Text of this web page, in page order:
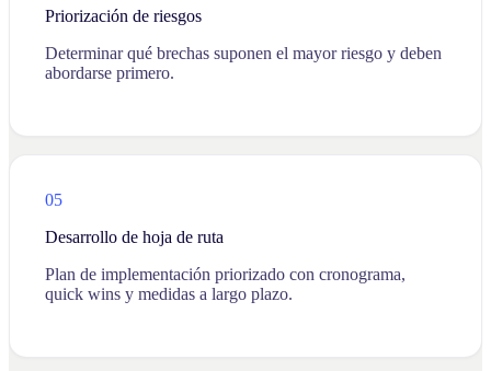
Priorización de riesgos
Determinar qué brechas suponen el mayor riesgo y deben
abordarse primero.
05
Desarrollo de hoja de ruta
Plan de implementación priorizado con cronograma,
quick wins y medidas a largo plazo.